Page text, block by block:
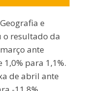
e
o resultado da
ante
para 1,1%.
de abril ante